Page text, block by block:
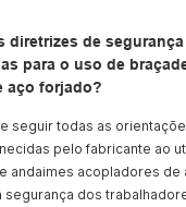
diretrizes de segurança
para o uso de
aço forjado?
seguir todas as
pelo fabricante ao
andaimes acopladores de
segurança dos